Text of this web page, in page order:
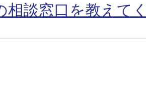
相談窓口を教えて